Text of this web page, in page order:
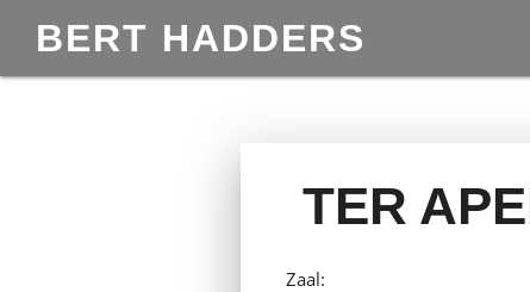
BERT HADDERS
TER
Zaal: